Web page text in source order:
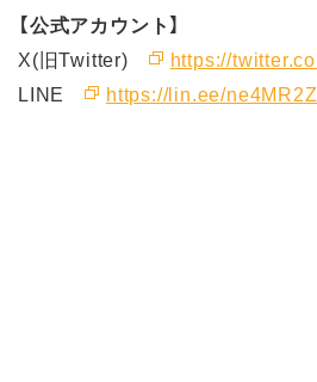
【公式アカウント】
X(旧Twitter)
https://
LINE
https://lin.ee/